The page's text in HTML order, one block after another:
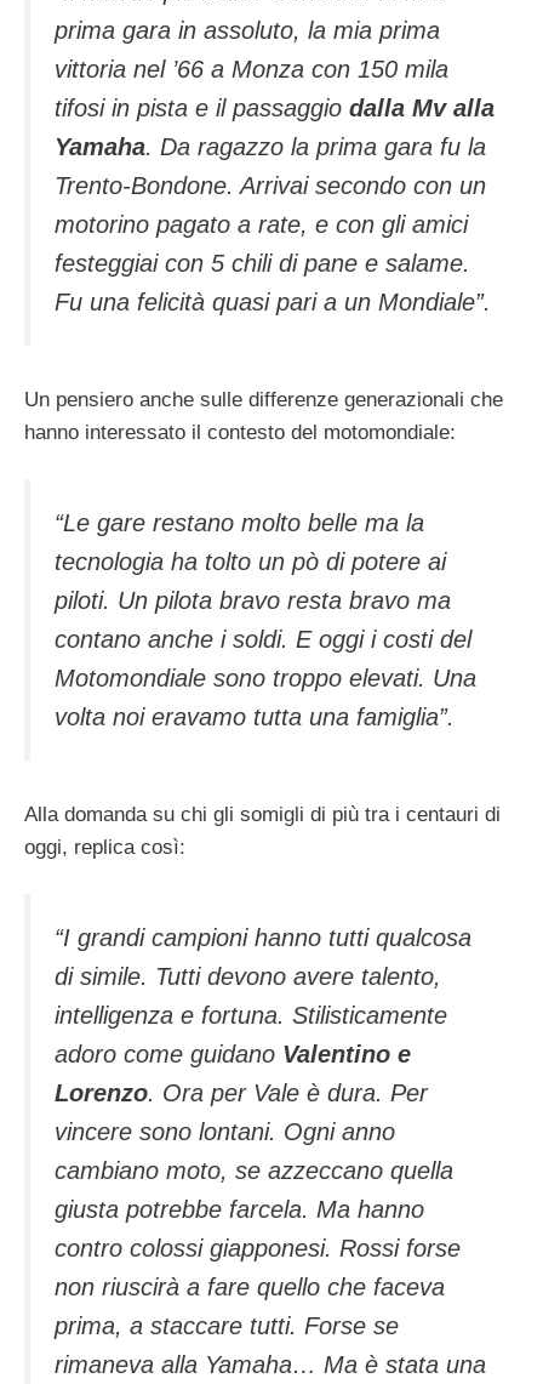
prima gara in assoluto, la mia prima
vittoria nel ’66 a Monza con 150 mila
tifosi in pista e il passaggio dalla Mv alla
Yamaha. Da ragazzo la prima gara fu la
Trento-Bondone. Arrivai secondo con un
motorino pagato a rate, e con gli amici
festeggiai con 5 chili di pane e salame.
Fu una felicità quasi pari a un Mondiale”.
Un pensiero anche sulle differenze generazionali che
hanno interessato il contesto del motomondiale:
“Le gare restano molto belle ma la
tecnologia ha tolto un pò di potere ai
piloti. Un pilota bravo resta bravo ma
contano anche i soldi. E oggi i costi del
Motomondiale sono troppo elevati. Una
volta noi eravamo tutta una famiglia”.
Alla domanda su chi gli somigli di più tra i centauri di
oggi, replica così:
“I grandi campioni hanno tutti qualcosa
di simile. Tutti devono avere talento,
intelligenza e fortuna. Stilisticamente
adoro come guidano Valentino e
Lorenzo. Ora per Vale è dura. Per
vincere sono lontani. Ogni anno
cambiano moto, se azzeccano quella
giusta potrebbe farcela. Ma hanno
contro colossi giapponesi. Rossi forse
non riuscirà a fare quello che faceva
prima, a staccare tutti. Forse se
rimaneva alla Yamaha… Ma è stata una